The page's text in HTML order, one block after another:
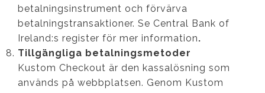
betalningsinstrument och förvärva
betalningstransaktioner. Se Central Bank of
Ireland:s register för mer information.
Tillgängliga betalningsmetoder
Kustom Checkout är den kassalösning som
används på webbplatsen. Genom Kustom